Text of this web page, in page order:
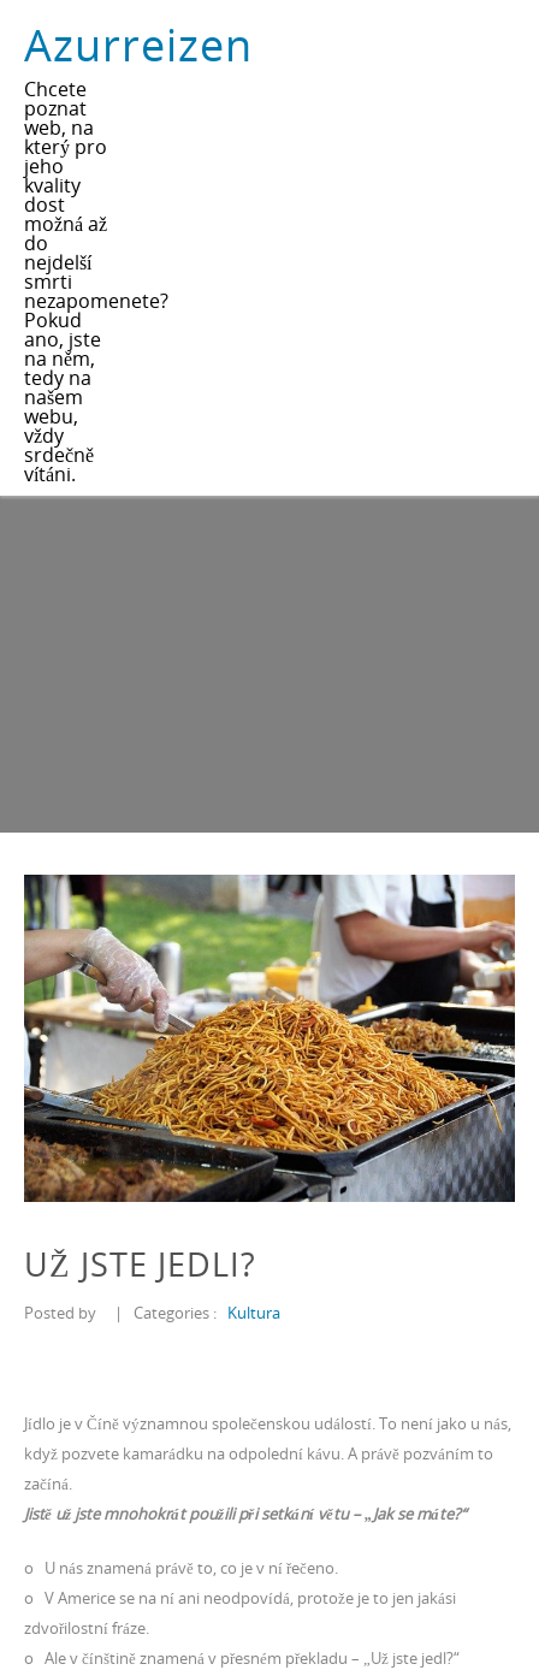
Azurreizen
Chcete
poznat
web, na
který pro
jeho
kvality
dost
možná až
do
nejdelší
smrti
nezapomenete?
Pokud
ano, jste
na něm,
tedy na
našem
webu,
vždy
srdečně
vítáni.
UŽ JSTE JEDLI?
Posted by | Categories : Kultura
Jídlo je v Číně významnou společenskou událostí. To není jako u nás,
když pozvete kamarádku na odpolední kávu. A právě pozváním to
začíná.
Jistě už jste mnohokrát použili při setkání větu – „Jak se máte?“
o U nás znamená právě to, co je v ní řečeno.
o V Americe se na ní ani neodpovídá, protože je to jen jakási
zdvořilostní fráze.
o Ale v čínštině znamená v přesném překladu – „Už jste jedl?“